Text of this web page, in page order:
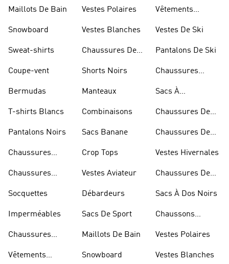
Maillots De Bain
Snowboard
Sweat-shirts
Coupe-vent
Bermudas
T-shirts Blancs
Pantalons Noirs
Chaussures
Chaussures
Socquettes
Imperméables
Chaussures
Vêtements
Vestes Polaires
Vestes Blanches
Chaussures De
Shorts Noirs
Manteaux
Combinaisons
Sacs Banane
Crop Tops
Vestes Aviateur
Débardeurs
Sacs De Sport
Maillots De Bain
Snowboard
Vêtements
Vestes De Ski
Pantalons De Ski
Chaussures
Sacs À
Chaussures De
Chaussures De
Vestes Hivernales
Chaussures De
Sacs À Dos Noirs
Chaussons
Vestes Polaires
Vestes Blanches